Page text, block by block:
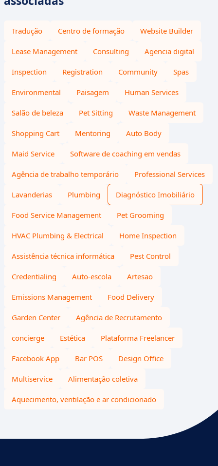
Tradução Centro de formação Website Builder
Lease Management Consulting Agencia digital
Inspection Registration Community Spas
Environmental Paisagem Human Services
Salão de beleza Pet Sitting Waste Management
Shopping Cart Mentoring Auto Body
Maid Service Software de coaching em vendas
Agência de trabalho temporário Professional Services
Lavanderias Plumbing Diagnóstico Imobiliário
Food Service Management Pet Grooming
HVAC Plumbing & Electrical Home Inspection
Assistência técnica informática Pest Control
Credentialing Auto-escola Artesao
Emissions Management Food Delivery
Garden Center Agência de Recrutamento
concierge Estética Plataforma Freelancer
Facebook App Bar POS Design Office
Multiservice Alimentação coletiva
Aquecimento, ventilação e ar condicionado